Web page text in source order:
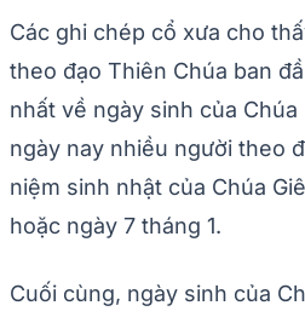
Các ghi chép cổ xưa cho
theo đạo Thiên Chúa ban
nhất về ngày sinh của
ngày nay nhiều người theo
niệm sinh nhật của Chúa
hoặc ngày 7 tháng 1.
Cuối cùng, ngày sinh của